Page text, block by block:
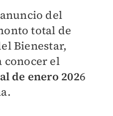
del
total de
Bienestar,
conocer el
de enero 2026